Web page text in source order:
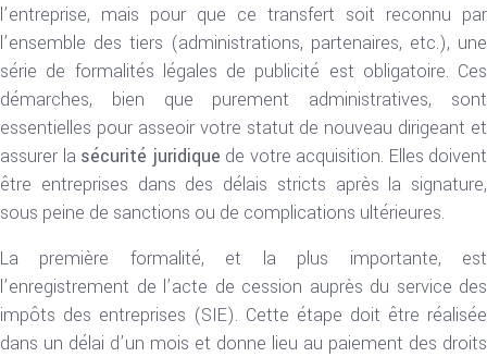
l’entreprise, mais pour que ce transfert soit reconnu par
l’ensemble des tiers (administrations, partenaires, etc.), une
série de formalités légales de publicité est obligatoire. Ces
démarches, bien que purement administratives, sont
essentielles pour asseoir votre statut de nouveau dirigeant et
assurer la sécurité juridique de votre acquisition. Elles doivent
être entreprises dans des délais stricts après la signature,
sous peine de sanctions ou de complications ultérieures.
La première formalité, et la plus importante, est
l’enregistrement de l’acte de cession auprès du service des
impôts des entreprises (SIE). Cette étape doit être réalisée
dans un délai d’un mois et donne lieu au paiement des droits